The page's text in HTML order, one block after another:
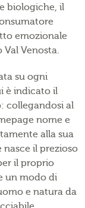
biologiche, il
emozionale
Val Venosta.
su ogni
è indicato il
collegandosi al
nome e
alla sua
il prezioso
il proprio
un modo di
e natura da